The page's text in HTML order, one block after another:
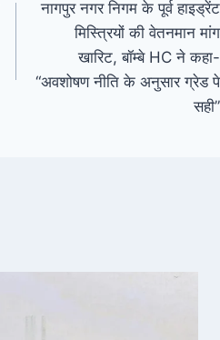
नागपुर नगर निगम के पूर्व हाइड्रेंट
मिस्त्रियों की वेतनमान मांग
खारिट, बॉम्बे HC ने कहा-
“अवशोषण नीति के अनुसार ग्रेड पे
सही”